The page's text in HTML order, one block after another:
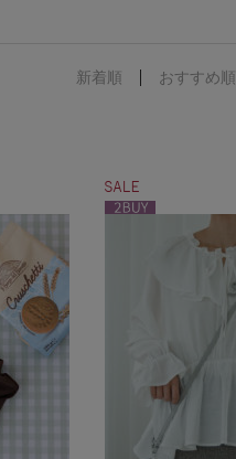
新着順 おすすめ順